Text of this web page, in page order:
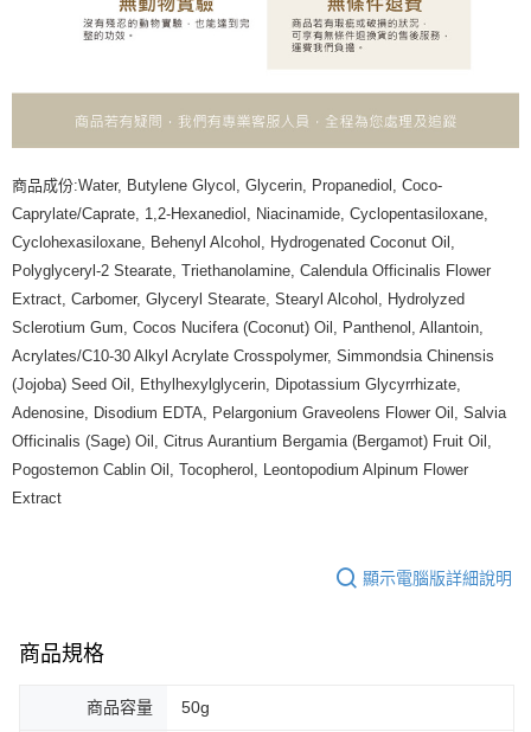
商品成份:Water, Butylene Glycol, Glycerin, Propanediol, Coco-
Caprylate/Caprate, 1,2-Hexanediol, Niacinamide, Cyclopentasiloxane,
Cyclohexasiloxane, Behenyl Alcohol, Hydrogenated Coconut Oil,
Polyglyceryl-2 Stearate, Triethanolamine, Calendula Officinalis Flower
Extract, Carbomer, Glyceryl Stearate, Stearyl Alcohol, Hydrolyzed
Sclerotium Gum, Cocos Nucifera (Coconut) Oil, Panthenol, Allantoin,
Acrylates/C10-30 Alkyl Acrylate Crosspolymer, Simmondsia Chinensis
(Jojoba) Seed Oil, Ethylhexylglycerin, Dipotassium Glycyrrhizate,
Adenosine, Disodium EDTA, Pelargonium Graveolens Flower Oil, Salvia
Officinalis (Sage) Oil, Citrus Aurantium Bergamia (Bergamot) Fruit Oil,
Pogostemon Cablin Oil, Tocopherol, Leontopodium Alpinum Flower
Extract
顯示電腦版詳細說明
商品規格
商品容量 50g